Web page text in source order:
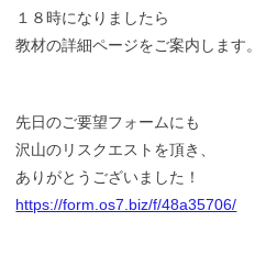
１８時になりましたら
教材の詳細ページをご案内します。
先日のご要望フォームにも
沢山のリスクエストを頂き、
ありがとうございました！
https://form.os7.biz/f/48a35706/